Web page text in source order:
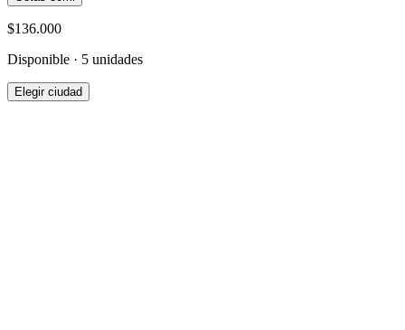
$136.000
Disponible · 5 unidades
Elegir ciudad